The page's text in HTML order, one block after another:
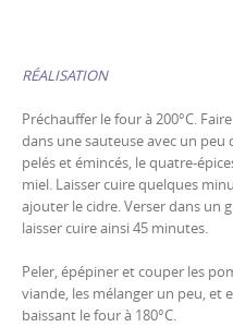
RÉALISATION
Préchauffer le four à 200°C.
dans une sauteuse avec un peu
pelés et émincés, le quatre-
miel. Laisser cuire quelques
ajouter le cidre. Verser dans un
laisser cuire ainsi 45 minutes.
Peler, épépiner et couper les
viande, les mélanger un peu, et
baissant le four à 180°C.